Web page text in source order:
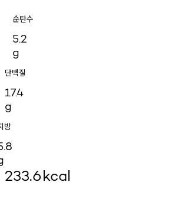
순탄수
5.2
g
단백질
17.4
g
방
233.6kcal